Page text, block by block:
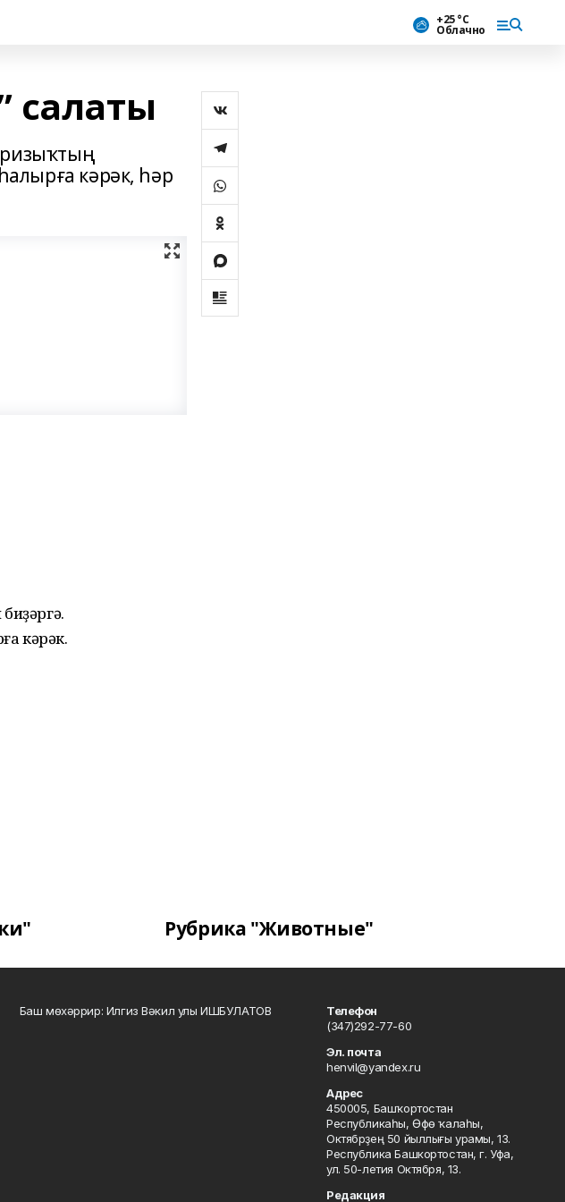
+25 °С
Облачно
салаты
ризыҡтың
кәрәк, һәр
кәрәк.
Рубрика "Животные"
Баш мөхәррир: Илгиз Вәкил улы ИШБУЛАТОВ
Телефон
(347)292-77-60
Эл. почта
henvil@yandex.ru
Адрес
450005, Башҡортостан
Республикаһы, Өфө ҡалаһы,
Октябрҙең 50 йыллығы урамы, 13.
Республика Башкортостан, г. Уфа,
ул. 50-летия Октября, 13.
Редакция